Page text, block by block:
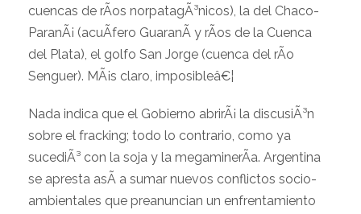
cuencas de rÃ­os norpatagÃ³nicos), la del Chaco-
ParanÃ¡ (acuÃ­fero GuaranÃ­ y rÃ­os de la Cuenca
del Plata), el golfo San Jorge (cuenca del rÃ­o
Senguer). MÃ¡s claro, imposibleâ€¦
Nada indica que el Gobierno abrirÃ¡ la discusiÃ³n
sobre el fracking; todo lo contrario, como ya
sucediÃ³ con la soja y la megaminerÃ­a. Argentina
se apresta asÃ­ a sumar nuevos conflictos socio-
ambientales que preanuncian un enfrentamiento